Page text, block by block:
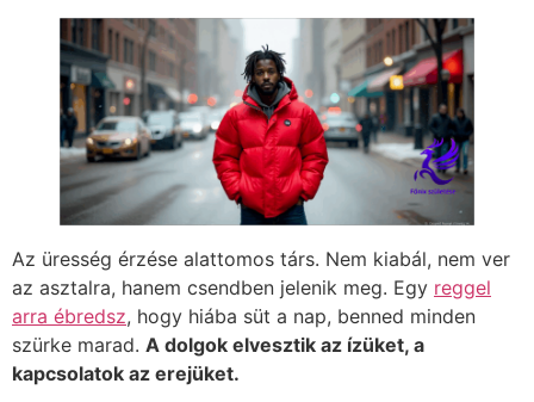
Az üresség érzése alattomos társ. Nem kiabál, nem ver
az asztalra, hanem csendben jelenik meg. Egy reggel
arra ébredsz, hogy hiába süt a nap, benned minden
szürke marad. A dolgok elvesztik az ízüket, a
kapcsolatok az erejüket.